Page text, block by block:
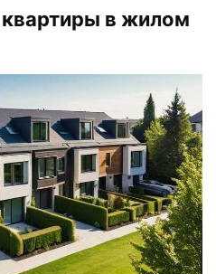
в жилом